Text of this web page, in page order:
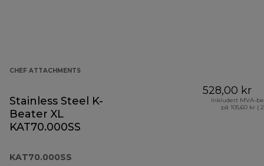
CHEF ATTACHMENTS
Stainless Steel K-
Beater XL
KAT70.000SS
KAT70.000SS
528,00 kr
Inkludert MVA-
på 105,60 kr (